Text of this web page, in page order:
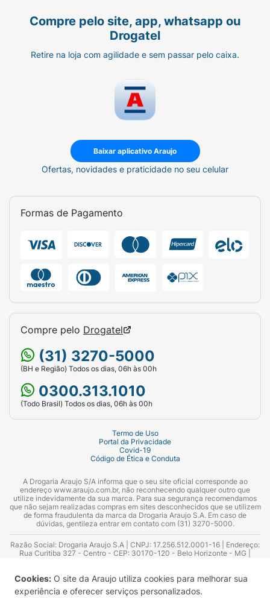
Cookies: O site da Araujo utiliza cookies para melhorar sua
experiência e oferecer serviços personalizados.
Compre pelo site, app, whatsapp ou
Drogatel
Retire na loja com agilidade e sem passar pelo caixa.
Baixar aplicativo Araujo
Ofertas, novidades e praticidade no seu celular
Formas de Pagamento
Compre pelo Drogatel
(31) 3270-5000
(BH e Região) Todos os dias, 06h às 00h
0300.313.1010
(Todo Brasil) Todos os dias, 06h às 00h
Termo de Uso
Portal da Privacidade
Covid-19
Código de Ética e Conduta
A Drogaria Araujo S/A informa que o seu site oficial corresponde ao
endereço www.araujo.com.br, não reconhecendo qualquer outro que
utilize indevidamente da sua marca. Para sua segurança recomendamos
que não sejam realizadas compras em sites desconhecidos que se utilizem
de forma fraudulenta da marca da Drogaria Araujo S.A. Em caso de
dúvidas, gentileza entrar em contato com (31) 3270-5000.
Razão Social: Drogaria Araujo S.A | CNPJ: 17.256.512.0001-16 | Endereço:
Rua Curitiba 327 - Centro - CEP: 30170-120 - Belo Horizonte - MG |
Azevedo Guimarães – CRF 10.965 | Yasmin Silva Alvarenga – CRF 52.584 -
Consultor substituto: Thiago Aguiar Pinheiro - CRF Nº 13.748. Alvará
Sanitário: 2025020713 | Autorização de Funcionamento da Empresa (AFE):